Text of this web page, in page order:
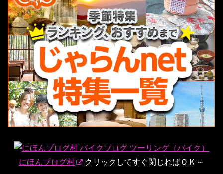
にほんブログ村 クリックしてすぐ閉じればＯＫ～